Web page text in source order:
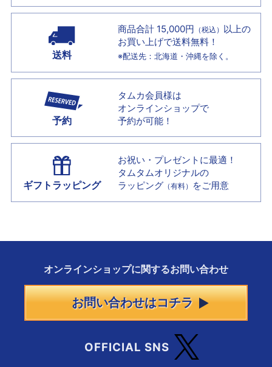
送料
商品合計 15,000円 （税込） 以上の
お買い上げで送料無料！
※配送先：北海道・沖縄を除く。
予約
タムカ会員様は
オンラインショップで
予約が可能！
ギフトラッピング
お祝い・プレゼントに最適！
タムタムオリジナルの
ラッピング （有料） をご用意
オンラインショップに関するお問い合わせ
お問い合わせはコチラ
OFFICIAL SNS